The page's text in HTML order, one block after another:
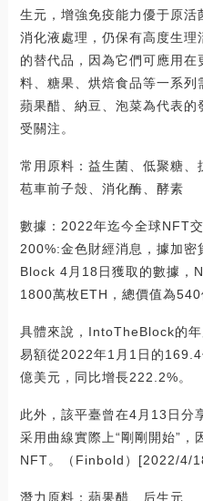
生元，增強免疫能力優于原活
消化液處理，仍保有高度生
的替代品，因為它們可應用
料、糖果、烘焙食品等一系列
蘋果醋、納豆、泡菜為代表
受關注。
常用原料：益生菌、低聚糖、
苞車前子殼、消化酶、酵素
數據：2022年迄今全球NFT
200%:金色財經消息，據加
Block 4月18日獲取的數據，
1800萬枚ETH，總價值為540
具體來說，IntoTheBlock的
易額從2022年1月1日的
億美元，同比增長222.2%。
此外，該平臺曾在4月13日分
采用曲線實際上“剛剛開始”
NFT。（Finbold）[2022/4/
潛力原料：蘋果醋、后生元